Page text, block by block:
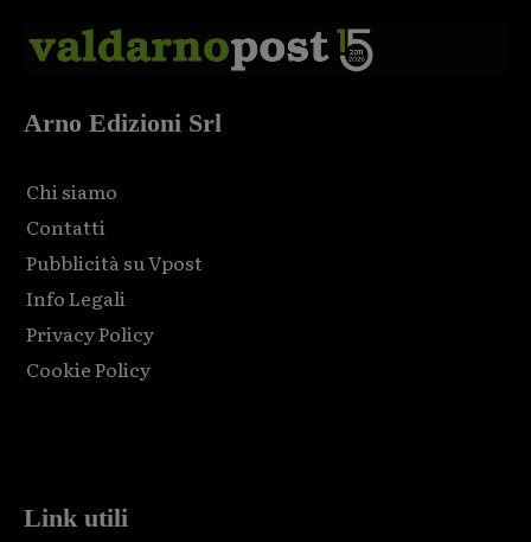
Arno Edizioni Srl
Chi siamo
Contatti
Pubblicità su Vpost
Info Legali
Privacy Policy
Cookie Policy
Link utili